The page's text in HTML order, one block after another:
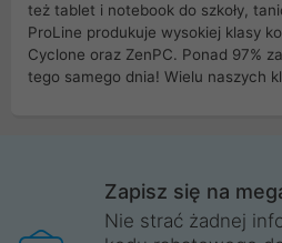
też tablet i notebook do szkoły,
ProLine produkuje wysokiej klasy
Cyclone oraz ZenPC. Ponad 97%
tego samego dnia! Wielu naszych
Wrocław, Poznań, Legnica,
Trzebnica, Opole. Szybka i
Zapisz się na
Nie strać żadnej